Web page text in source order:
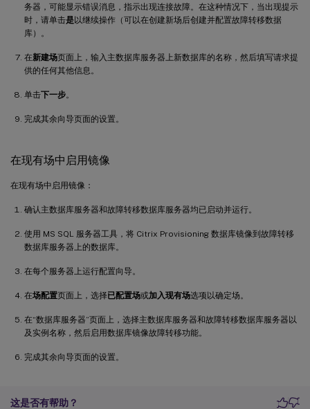
务器，可能显示错误消息，指示出现连接故障。在这种情况下，当出现提示
时，请单击是以继续操作（可以在创建新场后创建并配置故障转移数据
库）。
在新建场页面上，输入主数据库服务器上新数据库的名称，然后填写请求提
供的任何其他信息。
单击下一步。
完成其余向导页面的设置。
在现有场中启用镜像
在现有场中启用镜像：
确认主数据库服务器和故障转移数据库服务器均已启动并运行。
使用 MS SQL 服务器工具，将 Citrix Provisioning 数据库镜像到故障转移
数据库服务器上的数据库。
在每个服务器上运行配置向导。
在场配置页面上，选择已配置场或加入现有场选项以确定场。
在“数据库服务器”页面上，选择主数据库服务器和故障转移数据库服务器以
及实例名称，然后启用数据库镜像故障转移功能。
完成其余向导页面的设置。
这是否有帮助？